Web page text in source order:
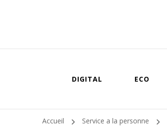
DIGITAL ECO
Accueil Service a la personne